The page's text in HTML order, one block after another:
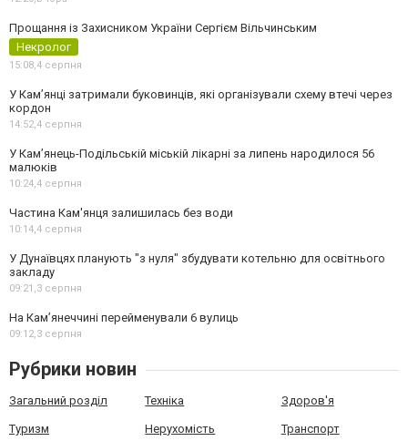
Прощання із Захисником України Сергієм Вільчинським
Некролог
15:08,4 серпня
У Кам’янці затримали буковинців, які організували схему втечі через
кордон
14:52,4 серпня
У Кам’янець-Подільській міській лікарні за липень народилося 56
малюків
10:24,4 серпня
Частина Кам'янця залишилась без води
10:14,4 серпня
У Дунаївцях планують "з нуля" збудувати котельню для освітнього
закладу
09:21,3 серпня
На Камʼянеччині перейменували 6 вулиць
09:12,3 серпня
Рубрики новин
Загальний розділ Техніка Здоров'я
Туризм Нерухомість Транспорт